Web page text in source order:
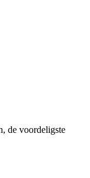
de voordeligste